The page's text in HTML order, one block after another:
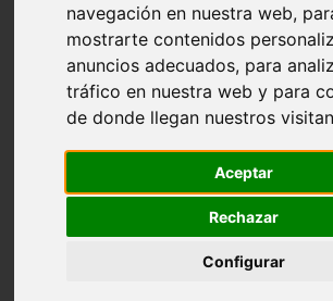
navegación en nuestra web,
mostrarte contenidos
anuncios adecuados, para
tráfico en nuestra web y para
de donde llegan nuestros
Aceptar
Rechazar
Configurar
c santa fe
c tierra de fuego
c tucuman
c zona austral
carmen
category
gijon
live
naturaleza